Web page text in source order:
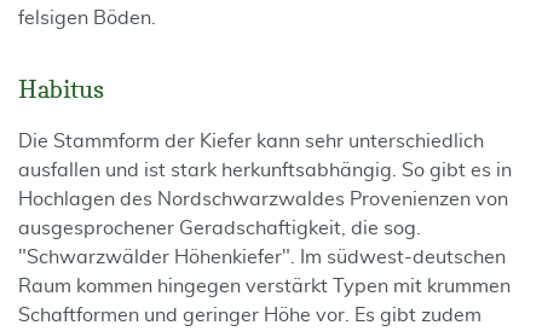
felsigen Böden.
Habitus
Die Stammform der Kiefer kann sehr unterschiedlich
ausfallen und ist stark herkunftsabhängig. So gibt es in
Hochlagen des Nordschwarzwaldes Provenienzen von
ausgesprochener Geradschaftigkeit, die sog.
"Schwarzwälder Höhenkiefer". Im südwest-deutschen
Raum kommen hingegen verstärkt Typen mit krummen
Schaftformen und geringer Höhe vor. Es gibt zudem